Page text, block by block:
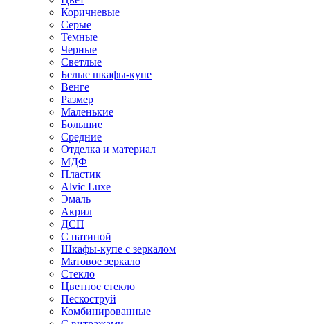
Коричневые
Серые
Темные
Черные
Светлые
Белые шкафы-купе
Венге
Размер
Маленькие
Большие
Средние
Отделка и материал
МДФ
Пластик
Alvic Luxe
Эмаль
Акрил
ДСП
С патиной
Шкафы-купе с зеркалом
Матовое зеркало
Стекло
Цветное стекло
Пескоструй
Комбинированные